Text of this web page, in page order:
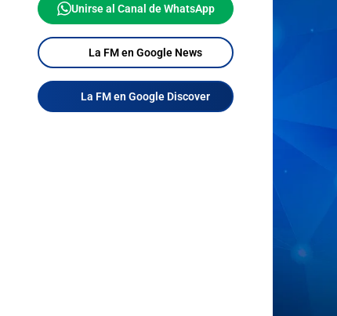
Unirse al Canal de WhatsApp
La FM en Google News
La FM en Google Discover